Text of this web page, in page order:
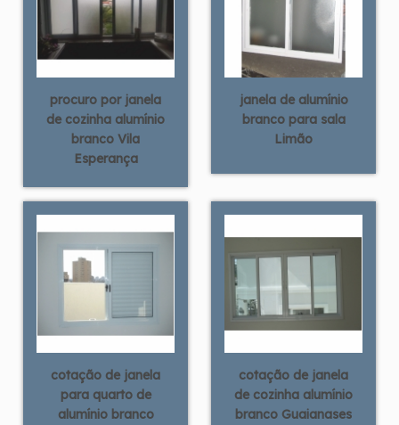
procuro por janela
de cozinha alumínio
branco Vila
Esperança
janela de alumínio
branco para sala
Limão
cotação de janela
para quarto de
alumínio branco
cotação de janela
de cozinha alumínio
branco Guaianases